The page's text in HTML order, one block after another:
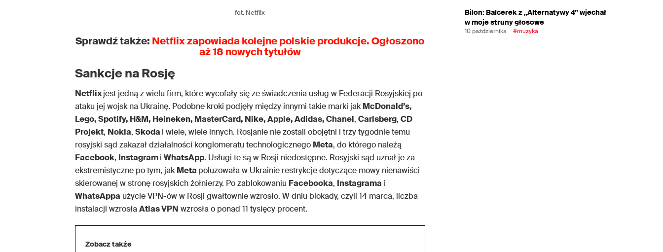
fot. Netflix
Sprawdź także: Netflix zapowiada kolejne polskie produkcje. Ogłoszono
aż 18 nowych tytułów
Sankcje na Rosję
Netflixjest jedną z wielu firm, które wycofały się ze świadczenia usług w Federacji Rosyjskiej po
ataku jej wojsk na Ukrainę. Podobne kroki podjęły między innymi takie marki jakMcDonald’s,
Lego, Spotify, H&M, Heineken, MasterCard, Nike, Apple, Adidas, Chanel, Carlsberg, CD
Projekt, Nokia, Skoda i wiele, wiele innych. Rosjanie nie zostali obojętni i trzy tygodnie temu
rosyjski sąd zakazał działalności konglomeratu technologicznego Meta, do którego należą
Facebook, Instagrami WhatsApp. Usługi te są w Rosji niedostępne. Rosyjski sąd uznał je za
ekstremistyczne po tym, jakMeta poluzowała w Ukrainie restrykcje dotyczące mowy nienawiści
skierowanej w stronę rosyjskich żołnierzy. Po zablokowaniu Facebooka, Instagrama i
WhatsAppa użycie VPN-ów w Rosji gwałtownie wzrosło. W dniu blokady, czyli 14 marca, liczba
instalacji wzrosłaAtlas VPN wzrosła o ponad 11 tysięcy procent.
Zobacz także
Bilon: Balcerek z „Alternatywy 4” wjechał
w moje struny głosowe
10 października #muzyka